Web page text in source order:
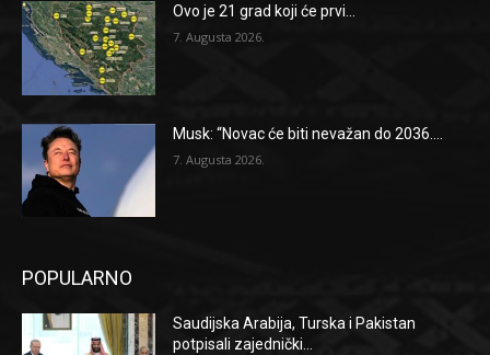
Ovo je 21 grad koji će prvi...
7. Augusta 2026.
Musk: “Novac će biti nevažan do 2036....
7. Augusta 2026.
POPULARNO
Saudijska Arabija, Turska i Pakistan
potpisali zajednički...